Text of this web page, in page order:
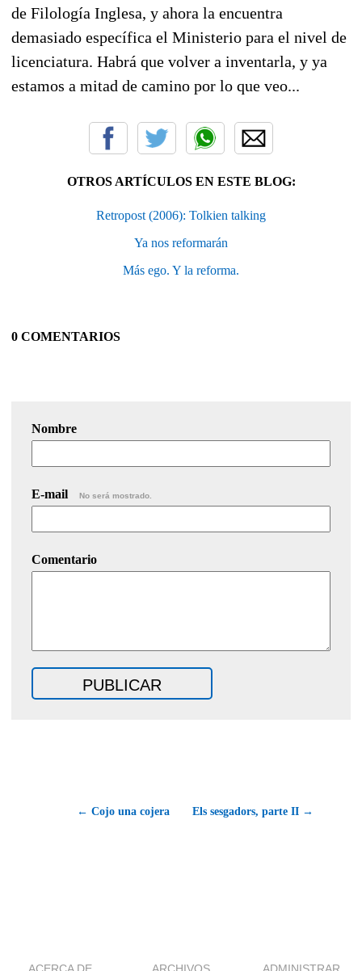
de Filología Inglesa, y ahora la encuentra
demasiado específica el Ministerio para el nivel de
licenciatura. Habrá que volver a inventarla, y ya
estamos a mitad de camino por lo que veo...
OTROS ARTÍCULOS EN ESTE BLOG:
Retropost (2006): Tolkien talking
Ya nos reformarán
Más ego. Y la reforma.
0 COMENTARIOS
Nombre
E-mail No será mostrado.
Comentario
← Cojo una cojera Els sesgadors, parte II →
ACERCA DE ARCHIVOS ADMINISTRAR